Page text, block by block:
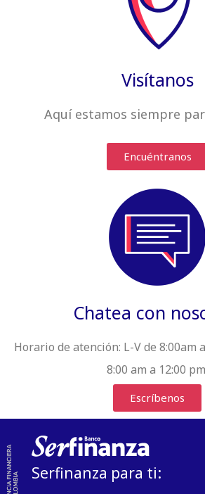
Visítanos
Aquí estamos siempre
Encuéntranos
Chatea con
Horario de atención: L-V de 8:00am
8:00 am a 12:00
Escríbenos
Serfinanza para ti: